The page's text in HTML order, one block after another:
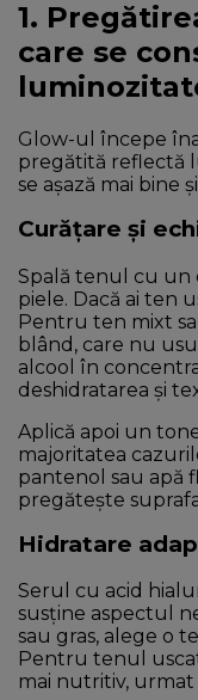
1.
care se
Glow-ul începe
pregătită reflectă
se așază mai bine
Curățare și
Spală tenul cu un
piele. Dacă ai ten
Pentru ten mixt
blând, care nu
alcool în
deshidratarea și
Aplică apoi un
majoritatea
pantenol sau apă
pregătește
Hidratare
Serul cu acid
susține aspectul
sau gras, alege o
Pentru tenul
mai nutritiv, urmat